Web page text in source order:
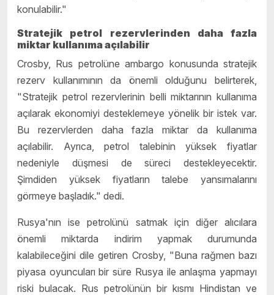
konulabilir."
Stratejik petrol rezervlerinden daha fazla
miktar kullanıma açılabilir
Crosby, Rus petrolüne ambargo konusunda stratejik
rezerv kullanımının da önemli olduğunu belirterek,
"Stratejik petrol rezervlerinin belli miktarının kullanıma
açılarak ekonomiyi desteklemeye yönelik bir istek var.
Bu rezervlerden daha fazla miktar da kullanıma
açılabilir. Ayrıca, petrol talebinin yüksek fiyatlar
nedeniyle düşmesi de süreci destekleyecektir.
Şimdiden yüksek fiyatların talebe yansımalarını
görmeye başladık." dedi.
Rusya'nın ise petrolünü satmak için diğer alıcılara
önemli miktarda indirim yapmak durumunda
kalabileceğini dile getiren Crosby, "Buna rağmen bazı
piyasa oyuncuları bir süre Rusya ile anlaşma yapmayı
riski bulacak. Rus petrolünün bir kısmı Hindistan ve